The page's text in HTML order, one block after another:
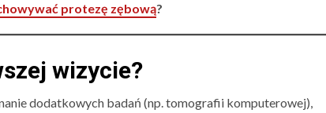
protezę zębową?
wizycie?
dodatkowych badań (np. tomografii komputerowej),